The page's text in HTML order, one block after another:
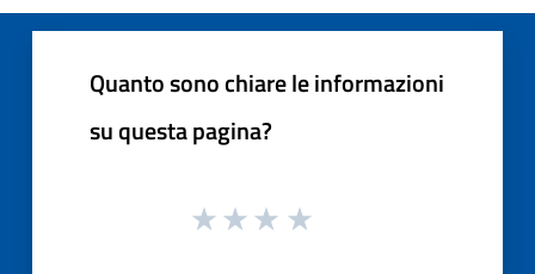
Quanto sono chiare le informazioni
su questa pagina?